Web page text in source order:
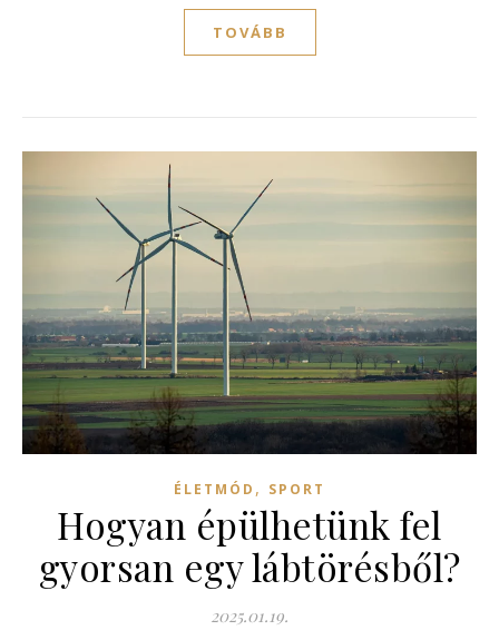
TOVÁBB
ÉLETMÓD , SPORT
Hogyan épülhetünk fel
gyorsan egy lábtörésből?
2025.01.19.